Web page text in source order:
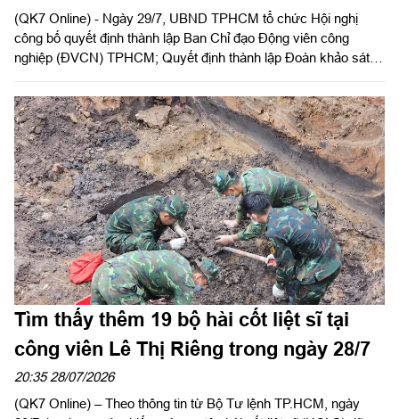
(QK7 Online) - Ngày 29/7, UBND TPHCM tổ chức Hội nghị
công bố quyết định thành lập Ban Chỉ đạo Động viên công
nghiệp (ĐVCN) TPHCM; Quyết định thành lập Đoàn khảo sát
hoạch động viên công nghiệp năm 2026. Đồng chí Trần Văn
Bảy, Phó Chủ tịch UBND Thành phố chủ trì hội nghị. Dự có
Thiếu tướng Phan Quốc Việt, Phó Tư lệnh, Tham mưu trưởng
Bộ Tư lệnh TPHCM cùng các sở, ban, ngành Thành phố, các
doanh nghiệp ĐVCN được giao nhiệm vụ.
Tìm thấy thêm 19 bộ hài cốt liệt sĩ tại
công viên Lê Thị Riêng trong ngày 28/7
20:35 28/07/2026
(QK7 Online) – Theo thông tin từ Bộ Tư lệnh TP.HCM, ngày